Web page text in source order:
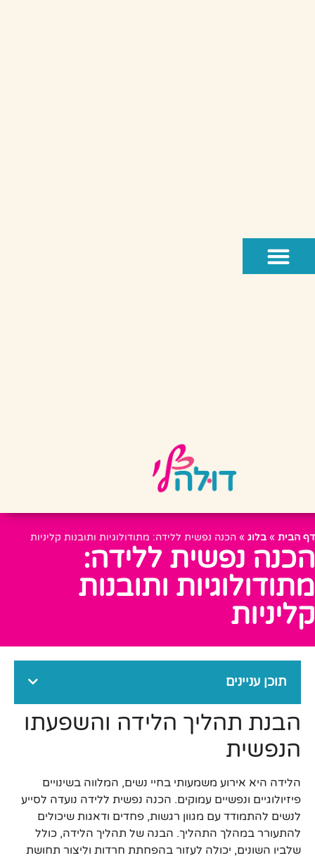
דף הבית » בלוג » הכנה נפשית ללידה: מתודולוגיות ותובנות קליניות
הכנה נפשית ללידה:
מתודולוגיות ותובנות
קליניות
תוכן עניינים
הבנת תהליך הלידה והשפעתו
הנפשית
הלידה היא אירוע משמעותי בחיי נשים, המלווה בשינויים
פיזיולוגיים ונפשיים עמוקים. הכנה נפשית ללידה נועדה לסייע
לנשים להתמודד עם מגוון רגשות, פחדים ודאגות שיכולים
להתעורר במהלך התהליך. הבנה של תהליך הלידה, כולל
שלביו השונים, יכולה לעזור בהפחתת חרדות וליצור תחושת